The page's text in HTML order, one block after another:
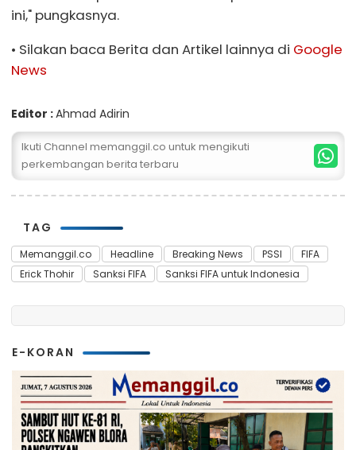
ini," pungkasnya.
• Silakan baca Berita dan Artikel lainnya di Google
News
Editor :Ahmad Adirin
Ikuti Channel memanggil.co untuk mengikuti
perkembangan berita terbaru
TAG
Memanggil.co Headline Breaking News PSSI
FIFA
Erick Thohir
Sanksi FIFA Sanksi FIFA untuk Indonesia
E-KORAN